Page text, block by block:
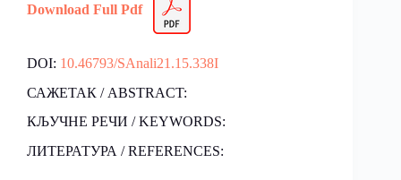
Download Full Pdf
DOI: 10.46793/SAnali21.15.338I
САЖЕТАК / ABSTRACT:
КЉУЧНЕ РЕЧИ / KEYWORDS:
ЛИТЕРАТУРА / REFERENCES: